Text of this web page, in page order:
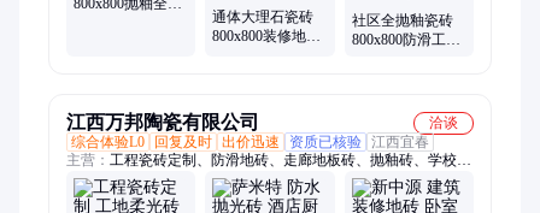
800x800抛釉全瓷
通体大理石瓷砖
800x800装修地砖
社区全抛釉瓷砖
800x800防滑工程
江西万邦陶瓷有限公司
洽谈
综合体验L0
回复及时 出价迅速 资质已核验 江西宜春
主营： 工程瓷砖定制、防滑地砖、走廊地板砖、抛釉砖、学校工
程瓷砖、医院工程瓷砖、抛光砖、工程瓷砖批发、酒店工地瓷
砖、釉面砖、地板砖